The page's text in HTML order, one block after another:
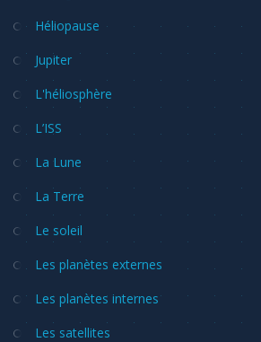
Héliopause
Jupiter
L'héliosphère
L’ISS
La Lune
La Terre
Le soleil
Les planètes externes
Les planètes internes
Les satellites